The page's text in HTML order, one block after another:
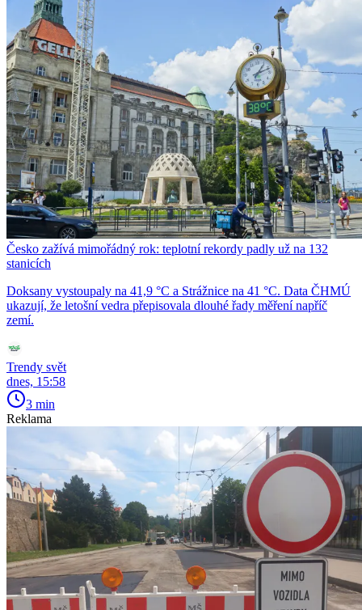
Česko zažívá mimořádný rok: teplotní rekordy padly už na 132
stanicích
Doksany vystoupaly na 41,9 °C a Strážnice na 41 °C. Data ČHMÚ
ukazují, že letošní vedra přepisovala dlouhé řady měření napříč
zemí.
Trendy svět
dnes, 15:58
3 min
Reklama